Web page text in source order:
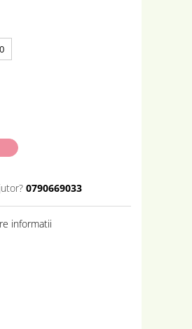
0790669033
informatii